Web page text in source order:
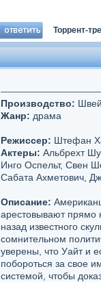
Торрент-
Производство:
Жанр: драма
Режиссер: Штефан
Актеры: Альбрехт
Инго Оспельт, Свен
Сабата Ахметович,
Описание:
арестовывают прямо
назад известного
сомнительном
уверены, что Уайт и
побороться за свое
системой, чтобы